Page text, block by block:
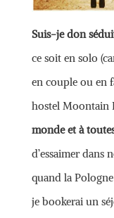
Suis-je don
ce soit en solo
en couple ou en
hostel Moontain
monde et à
d’essaimer dans
quand la
je bookerai un